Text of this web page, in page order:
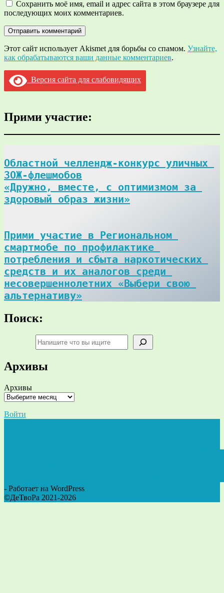
Сохранить моё имя, email и адрес сайта в этом браузере для
последующих моих комментариев.
Этот сайт использует Akismet для борьбы со спамом. Узнайте,
как обрабатываются ваши данные комментариев.
Версия сайта для слабовидящих
Прими участие:
Областной челлендж-конкурс уличных
ЗОЖ-флешмобов
«Дружно, вместе, с оптимизмом за
здоровый образ жизни»
Прими участие в Региональном
смартмобе по профилактике
потребления и сбыта наркотических
средств и их аналогов среди
несовершеннолетних «Выбери свою
альтернативу»
Поиск:
Архивы
Архивы
Войти
- Работает на WordPress
©ДеТвоРа 2021-2026